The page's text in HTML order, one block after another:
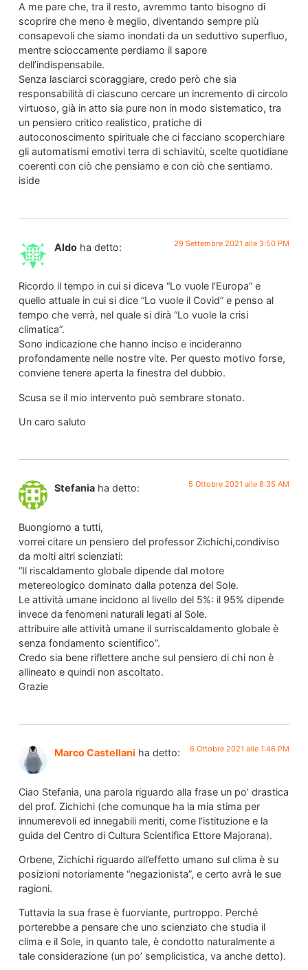
A me pare che, tra il resto, avremmo tanto bisogno di
scoprire che meno è meglio, diventando sempre più
consapevoli che siamo inondati da un seduttivo superfluo,
mentre scioccamente perdiamo il sapore
dell’indispensabile.
Senza lasciarci scoraggiare, credo però che sia
responsabilità di ciascuno cercare un incremento di circolo
virtuoso, già in atto sia pure non in modo sistematico, tra
un pensiero critico realistico, pratiche di
autoconoscimento spirituale che ci facciano scoperchiare
gli automatismi emotivi terra di schiavitù, scelte quotidiane
coerenti con ciò che pensiamo e con ciò che sentiamo.
iside
Aldo ha detto: 29 Settembre 2021 alle 3:50 PM
Ricordo il tempo in cui si diceva “Lo vuole l’Europa” e
quello attuale in cui si dice “Lo vuole il Covid” e penso al
tempo che verrà, nel quale si dirà “Lo vuole la crisi
climatica”.
Sono indicazione che hanno inciso e incideranno
profondamente nelle nostre vite. Per questo motivo forse,
conviene tenere aperta la finestra del dubbio.
Scusa se il mio intervento può sembrare stonato.
Un caro saluto
Stefania ha detto: 5 Ottobre 2021 alle 8:35 AM
Buongiorno a tutti,
vorrei citare un pensiero del professor Zichichi,condiviso
da molti altri scienziati:
“Il riscaldamento globale dipende dal motore
metereologico dominato dalla potenza del Sole.
Le attività umane incidono al livello del 5%: il 95% dipende
invece da fenomeni naturali legati al Sole.
attribuire alle attività umane il surriscaldamento globale è
senza fondamento scientifico”.
Credo sia bene riflettere anche sul pensiero di chi non è
allineato e quindi non ascoltato.
Grazie
Marco Castellani ha detto: 6 Ottobre 2021 alle 1:46 PM
Ciao Stefania, una parola riguardo alla frase un po’ drastica
del prof. Zichichi (che comunque ha la mia stima per
innumerevoli ed innegabili meriti, come l’istituzione e la
guida del Centro di Cultura Scientifica Ettore Majorana).
Orbene, Zichichi riguardo all’effetto umano sul clima è su
posizioni notoriamente “negazionista”, e certo avrà le sue
ragioni.
Tuttavia la sua frase è fuorviante, purtroppo. Perché
porterebbe a pensare che uno scienziato che studia il
clima e il Sole, in quanto tale, è condotto naturalmente a
tale considerazione (un po’ semplicistica, va anche detto).